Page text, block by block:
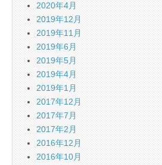
2020年4月
2019年12月
2019年11月
2019年6月
2019年5月
2019年4月
2019年1月
2017年12月
2017年7月
2017年2月
2016年12月
2016年10月